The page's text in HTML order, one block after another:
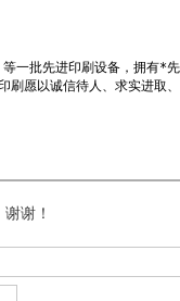
一批先进印刷设备，拥有*
刷愿以诚信待人、求实进
谢！